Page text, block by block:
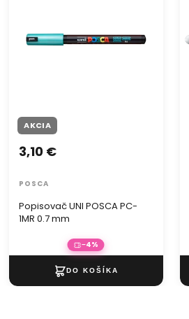
AKCIA
Popisovač UNI POSCA PC-
1MR 0.7 mm
3,10 €
POSCA
−4%